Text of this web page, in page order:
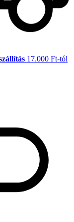
17.000 Ft-tól